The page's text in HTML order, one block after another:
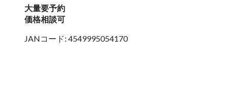
大量要予約
価格相談可
JANコード: 4549995054170